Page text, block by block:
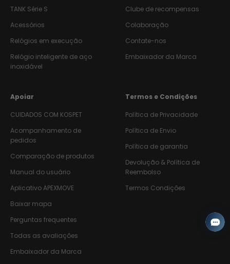
TANK Série S
Acessórios
Relógios em execução
Relógio inteligente de aço
inoxidável
Clube de recompensas
Colaboração
Contate-nos
Embaixador da Marca
Apoiar
CUIDADOS COM KOSPET
Acompanhamento de
pedidos
Comparação de produtos
Manual do usuário
Aplicativo APEXMOVE
Baixar mapa
Perguntas frequentes
Todas as avaliações
Embaixador da Marca
Termos e Condições
Política de Privacidade
Política de Envio
Política de garantia
Devolução & Política de
Reembolso
Termos Condições